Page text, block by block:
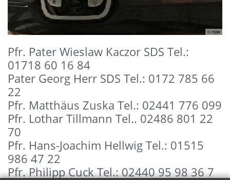
© mpw
Pfr. Pater Wieslaw Kaczor SDS Tel.:
01718 60 16 84
Pater Georg Herr SDS Tel.: 0172 785 66
22
Pfr. Matthäus Zuska Tel.: 02441 776 099
Pfr. Lothar Tillmann Tel.. 02486 801 22
70
Pfr. Hans-Joachim Hellwig Tel.: 01515
986 47 22
Pfr. Philipp Cuck Tel.: 02440 95 98 36 7